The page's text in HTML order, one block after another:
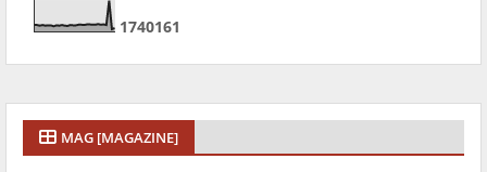
1740161
MAG [MAGAZINE]